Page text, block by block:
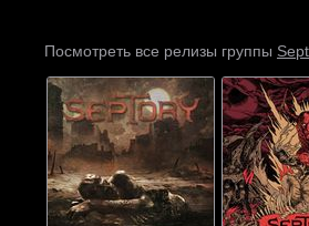
Посмотреть все релизы группы